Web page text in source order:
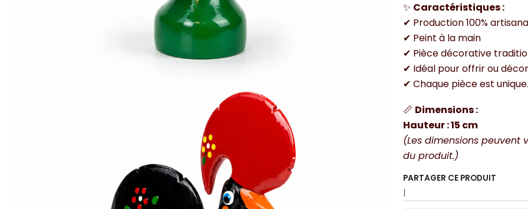
✨ Caractéristiques :
✔ Production 100%
✔ Peint à la main
✔ Pièce décorative
✔ Idéal pour offrir ou
✔ Chaque pièce est unique.
📏 Dimensions :
Hauteur : 15 cm
(Les dimensions
du produit.)
PARTAGER CE PRODUIT
|